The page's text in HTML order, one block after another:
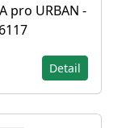
pro URBAN -
Detail